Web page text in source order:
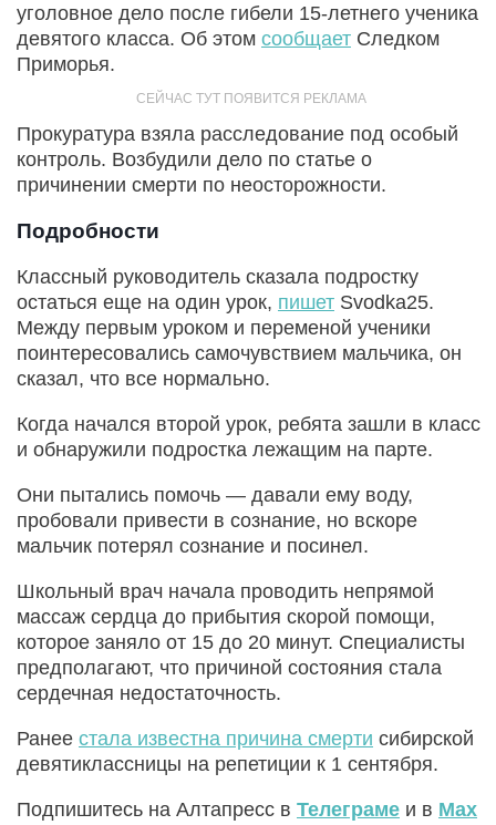
уголовное дело после гибели 15-летнего ученика
девятого класса. Об этом сообщает Следком
Приморья.
Прокуратура взяла расследование под особый
контроль. Возбудили дело по статье о
причинении смерти по неосторожности.
Подробности
Классный руководитель сказала подростку
остаться еще на один урок, пишет Svodka25.
Между первым уроком и переменой ученики
поинтересовались самочувствием мальчика, он
сказал, что все нормально.
Когда начался второй урок, ребята зашли в класс
и обнаружили подростка лежащим на парте.
Они пытались помочь — давали ему воду,
пробовали привести в сознание, но вскоре
мальчик потерял сознание и посинел.
Школьный врач начала проводить непрямой
массаж сердца до прибытия скорой помощи,
которое заняло от 15 до 20 минут. Специалисты
предполагают, что причиной состояния стала
сердечная недостаточность.
Ранее стала известна причина смерти сибирской
девятиклассницы на репетиции к 1 сентября.
Подпишитесь на Алтапресс в Телеграме и в Max